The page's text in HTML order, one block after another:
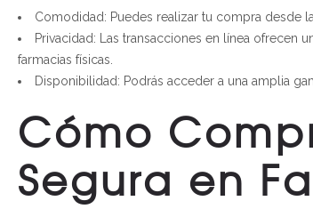
Comodidad: Puedes realizar tu compra desde
Privacidad: Las transacciones en línea ofrecen
farmacias físicas.
Disponibilidad: Podrás acceder a una amplia
Cómo
Segura en